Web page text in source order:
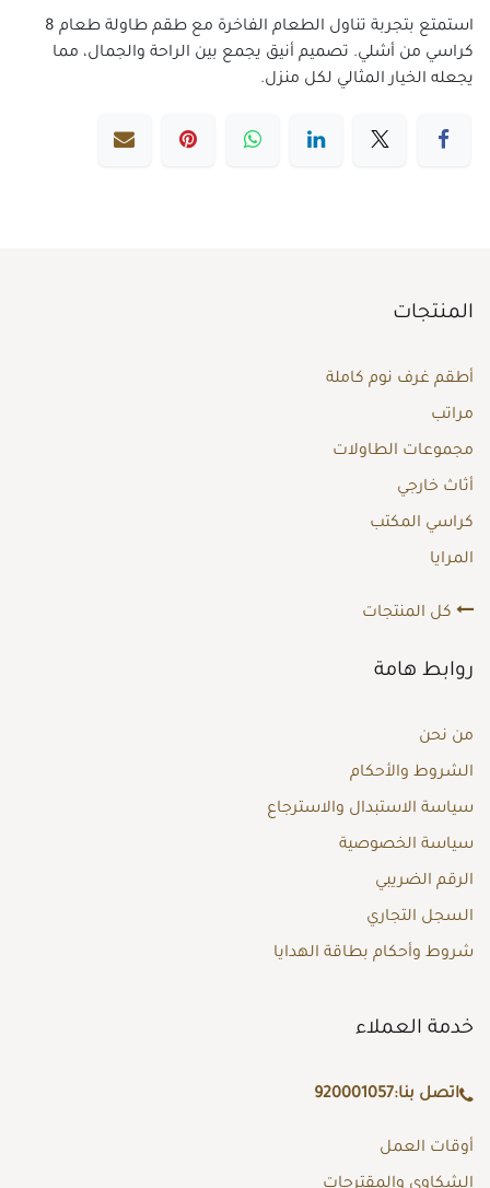
استمتع بتجربة تناول الطعام الفاخرة مع طقم طاولة طعام 8
كراسي من أشلي. تصميم أنيق يجمع بين الراحة والجمال، مما
يجعله الخيار المثالي لكل منزل.
المنتجات
أطقم غرف نوم كاملة
مراتب
مجموعات الطاولات
أثاث خارجي
كراسي المكتب
المرايا
كل المنتجات
روابط هامة
من نحن
الشروط والأحكام
سياسة الاستبدال والاسترجاع
سياسة الخصوصية
الرقم الضريبي
السجل التجاري
شروط وأحكام بطاقة الهدايا
خدمة العملاء
اتصل بنا:920001057
أوقات العمل